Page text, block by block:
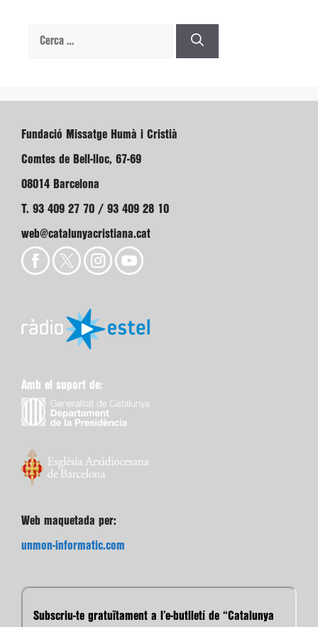
Cerca:
Fundació Missatge Humà i Cristià
Comtes de Bell-lloc, 67-69
08014 Barcelona
T. 93 409 27 70 / 93 409 28 10
web@catalunyacristiana.cat
Amb el suport de:
Web maquetada per:
unmon-informatic.com
Subscriu-te gratuïtament a l’e-butlletí de “Catalunya